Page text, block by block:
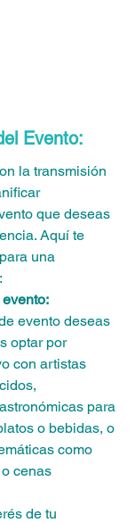
en línea y llevar
a un
Evento:
la transmisión
que deseas
Aquí te
una
evento deseas
optar por
con artistas
para
o bebidas, o
como
cenas
de tu